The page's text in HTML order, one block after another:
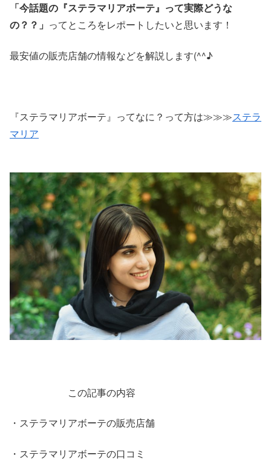
「今話題の『ステラマリアボーテ』って実際どうな
の？？」 ってところをレポートしたいと思います！
最安値の販売店舗の情報などを解説します(^^♪
『ステラマリアボーテ』ってなに？って方は≫≫≫ステラ
マリア
この記事の内容
・ステラマリアボーテの販売店舗
・ステラマリアボーテの口コミ